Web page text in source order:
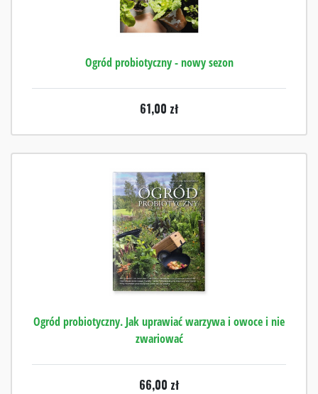
Ogród probiotyczny - nowy sezon
61,00 zł
Ogród probiotyczny. Jak uprawiać warzywa i owoce i nie
zwariować
66,00 zł